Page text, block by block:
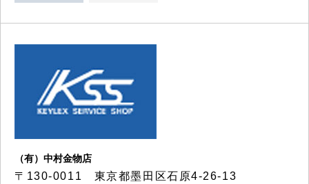
（有）中村金物店
〒130-0011 東京都墨田区石原4-26-13